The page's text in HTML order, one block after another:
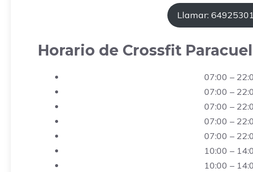
Llamar:
Horario de Crossfit
07:00 –
07:00 –
07:00 –
07:00 –
07:00 –
10:00 –
10:00 –